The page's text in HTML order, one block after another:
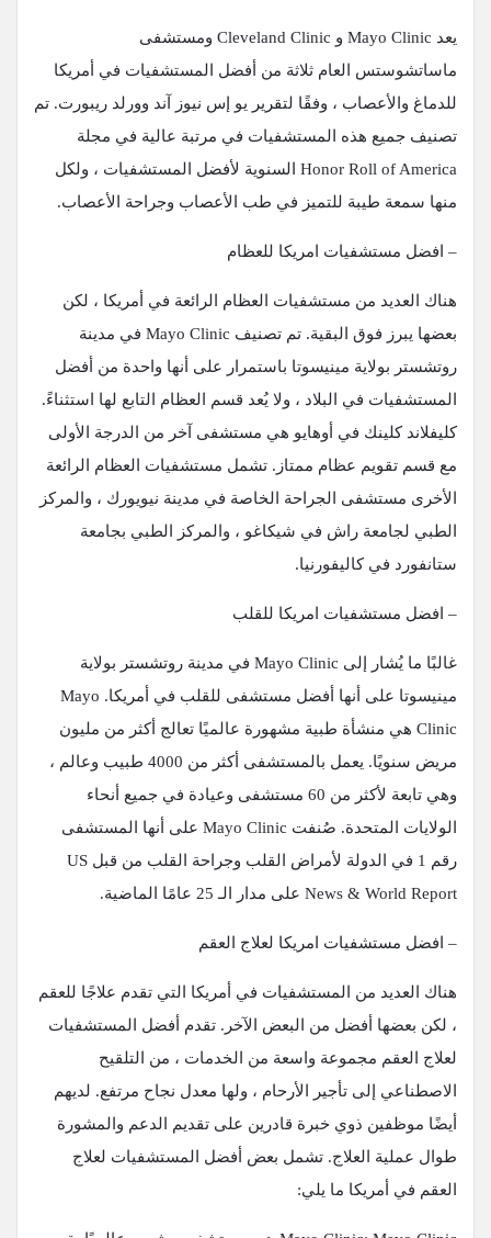
يعد Mayo Clinic و Cleveland Clinic ومستشفى
ماساتشوستس العام ثلاثة من أفضل المستشفيات في أمريكا
للدماغ والأعصاب ، وفقًا لتقرير يو إس نيوز آند وورلد ريبورت. تم
تصنيف جميع هذه المستشفيات في مرتبة عالية في مجلة
Honor Roll of America السنوية لأفضل المستشفيات ، ولكل
منها سمعة طيبة للتميز في طب الأعصاب وجراحة الأعصاب.
– افضل مستشفيات امريكا للعظام
هناك العديد من مستشفيات العظام الرائعة في أمريكا ، لكن
بعضها يبرز فوق البقية. تم تصنيف Mayo Clinic في مدينة
روتشستر بولاية مينيسوتا باستمرار على أنها واحدة من أفضل
المستشفيات في البلاد ، ولا يُعد قسم العظام التابع لها استثناءً.
كليفلاند كلينك في أوهايو هي مستشفى آخر من الدرجة الأولى
مع قسم تقويم عظام ممتاز. تشمل مستشفيات العظام الرائعة
الأخرى مستشفى الجراحة الخاصة في مدينة نيويورك ، والمركز
الطبي لجامعة راش في شيكاغو ، والمركز الطبي بجامعة
ستانفورد في كاليفورنيا.
– افضل مستشفيات امريكا للقلب
غالبًا ما يُشار إلى Mayo Clinic في مدينة روتشستر بولاية
مينيسوتا على أنها أفضل مستشفى للقلب في أمريكا. Mayo
Clinic هي منشأة طبية مشهورة عالميًا تعالج أكثر من مليون
مريض سنويًا. يعمل بالمستشفى أكثر من 4000 طبيب وعالم ،
وهي تابعة لأكثر من 60 مستشفى وعيادة في جميع أنحاء
الولايات المتحدة. صُنفت Mayo Clinic على أنها المستشفى
رقم 1 في الدولة لأمراض القلب وجراحة القلب من قبل US
News & World Report على مدار الـ 25 عامًا الماضية.
– افضل مستشفيات امريكا لعلاج العقم
هناك العديد من المستشفيات في أمريكا التي تقدم علاجًا للعقم
، لكن بعضها أفضل من البعض الآخر. تقدم أفضل المستشفيات
لعلاج العقم مجموعة واسعة من الخدمات ، من التلقيح
الاصطناعي إلى تأجير الأرحام ، ولها معدل نجاح مرتفع. لديهم
أيضًا موظفين ذوي خبرة قادرين على تقديم الدعم والمشورة
طوال عملية العلاج. تشمل بعض أفضل المستشفيات لعلاج
العقم في أمريكا ما يلي: